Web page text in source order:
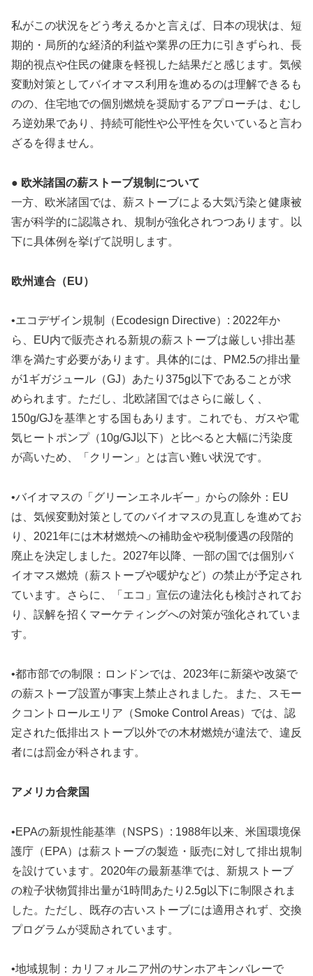
私がこの状況をどう考えるかと言えば、日本の現状は、短
期的・局所的な経済的利益や業界の圧力に引きずられ、長
期的視点や住民の健康を軽視した結果だと感じます。気候
変動対策としてバイオマス利用を進めるのは理解できるも
のの、住宅地での個別燃焼を奨励するアプローチは、むし
ろ逆効果であり、持続可能性や公平性を欠いていると言わ
ざるを得ません。
● 欧米諸国の薪ストーブ規制について
一方、欧米諸国では、薪ストーブによる大気汚染と健康被
害が科学的に認識され、規制が強化されつつあります。以
下に具体例を挙げて説明します。
欧州連合（EU）
•エコデザイン規制（Ecodesign Directive）: 2022年か
ら、EU内で販売される新規の薪ストーブは厳しい排出基
準を満たす必要があります。具体的には、PM2.5の排出量
が1ギガジュール（GJ）あたり375g以下であることが求
められます。ただし、北欧諸国ではさらに厳しく、
150g/GJを基準とする国もあります。これでも、ガスや電
気ヒートポンプ（10g/GJ以下）と比べると大幅に汚染度
が高いため、「クリーン」とは言い難い状況です。
•バイオマスの「グリーンエネルギー」からの除外：EU
は、気候変動対策としてのバイオマスの見直しを進めてお
り、2021年には木材燃焼への補助金や税制優遇の段階的
廃止を決定しました。2027年以降、一部の国では個別バ
イオマス燃焼（薪ストーブや暖炉など）の禁止が予定され
ています。さらに、「エコ」宣伝の違法化も検討されてお
り、誤解を招くマーケティングへの対策が強化されていま
す。
•都市部での制限：ロンドンでは、2023年に新築や改築で
の薪ストーブ設置が事実上禁止されました。また、スモー
クコントロールエリア（Smoke Control Areas）では、認
定された低排出ストーブ以外での木材燃焼が違法で、違反
者には罰金が科されます。
アメリカ合衆国
•EPAの新規性能基準（NSPS）: 1988年以来、米国環境保
護庁（EPA）は薪ストーブの製造・販売に対して排出規制
を設けています。2020年の最新基準では、新規ストーブ
の粒子状物質排出量が1時間あたり2.5g以下に制限されま
した。ただし、既存の古いストーブには適用されず、交換
プログラムが奨励されています。
•地域規制：カリフォルニア州のサンホアキンバレーで